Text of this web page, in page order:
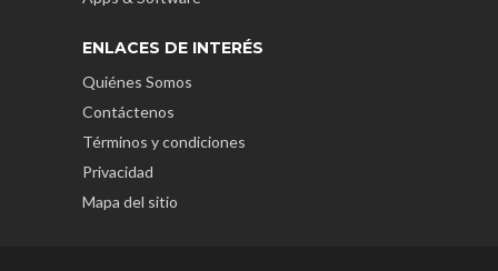
ENLACES DE INTERÉS
Quiénes Somos
Contáctenos
Términos y condiciones
Privacidad
Mapa del sitio